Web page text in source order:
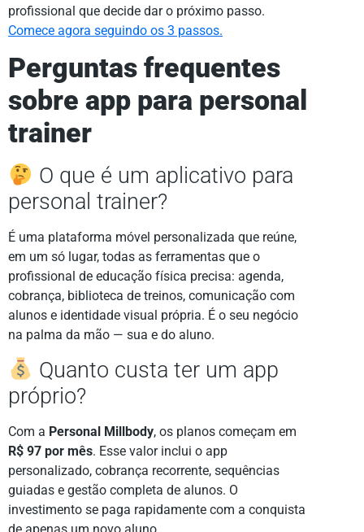
profissional que decide dar o próximo passo.
Comece agora seguindo os 3 passos.
Perguntas frequentes
sobre app para personal
trainer
O que é um aplicativo para
personal trainer?
É uma plataforma móvel personalizada que reúne,
em um só lugar, todas as ferramentas que o
profissional de educação física precisa: agenda,
cobrança, biblioteca de treinos, comunicação com
alunos e identidade visual própria. É o seu negócio
na palma da mão — sua e do aluno.
Quanto custa ter um app
próprio?
Com a Personal Millbody, os planos começam em
R$ 97 por mês. Esse valor inclui o app
personalizado, cobrança recorrente, sequências
guiadas e gestão completa de alunos. O
investimento se paga rapidamente com a conquista